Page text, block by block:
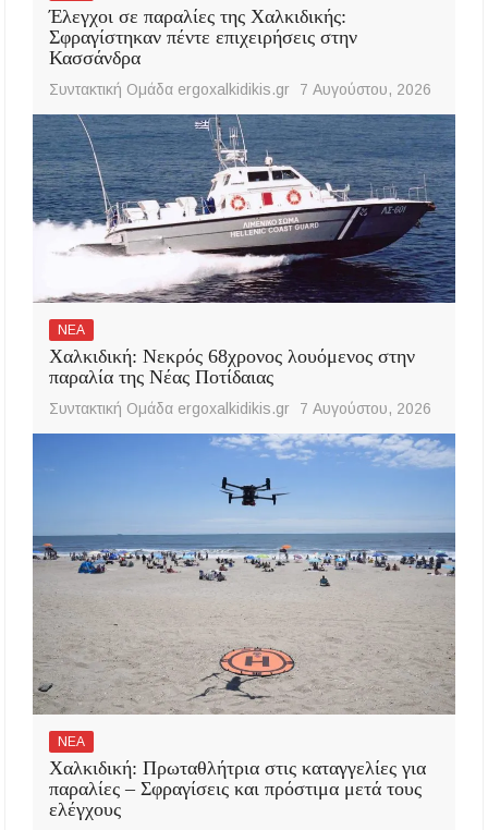
Έλεγχοι σε παραλίες της Χαλκιδικής:
Σφραγίστηκαν πέντε επιχειρήσεις στην
Κασσάνδρα
Συντακτική Ομάδα ergoxalkidikis.gr 7 Αυγούστου, 2026
ΝΕΑ
Χαλκιδική: Νεκρός 68χρονος λουόμενος στην
παραλία της Νέας Ποτίδαιας
Συντακτική Ομάδα ergoxalkidikis.gr 7 Αυγούστου, 2026
ΝΕΑ
Χαλκιδική: Πρωταθλήτρια στις καταγγελίες για
παραλίες – Σφραγίσεις και πρόστιμα μετά τους
ελέγχους